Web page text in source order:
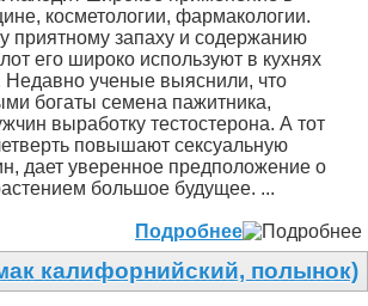
косметологии, фармакологии.
приятному запаху и содержанию
его широко используют в кухнях
Недавно ученые выяснили, что
богаты семена пажитника,
выработку тестостерона. А тот
повышают сексуальную
дает уверенное предположение о
большое будущее. ...
Подробнее
калифорнийский, полынок)